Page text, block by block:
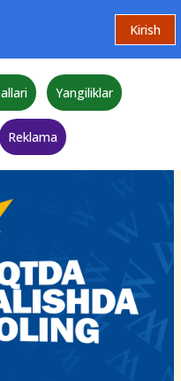
Kirish
Yangiliklar
Reklama